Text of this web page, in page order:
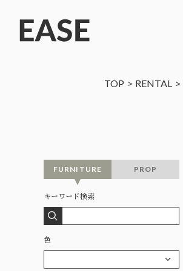
TOP RENTAL
FURNITURE PROP
キーワード検索
色